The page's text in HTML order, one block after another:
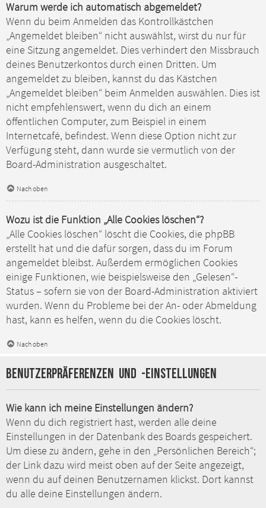
Warum werde ich automatisch abgemeldet?
Wenn du beim Anmelden das Kontrollkästchen
„Angemeldet bleiben“ nicht auswählst, wirst du nur für
eine Sitzung angemeldet. Dies verhindert den Missbrauch
deines Benutzerkontos durch einen Dritten. Um
angemeldet zu bleiben, kannst du das Kästchen
„Angemeldet bleiben“ beim Anmelden auswählen. Dies ist
nicht empfehlenswert, wenn du dich an einem
öffentlichen Computer, zum Beispiel in einem
Internetcafé, befindest. Wenn diese Option nicht zur
Verfügung steht, dann wurde sie vermutlich von der
Board-Administration ausgeschaltet.
Nach oben
Wozu ist die Funktion „Alle Cookies löschen“?
„Alle Cookies löschen“ löscht die Cookies, die phpBB
erstellt hat und die dafür sorgen, dass du im Forum
angemeldet bleibst. Außerdem ermöglichen Cookies
einige Funktionen, wie beispielsweise den „Gelesen“-
Status – sofern sie von der Board-Administration aktiviert
wurden. Wenn du Probleme bei der An- oder Abmeldung
hast, kann es helfen, wenn du die Cookies löscht.
Nach oben
Benutzerpräferenzen und -einstellungen
Wie kann ich meine Einstellungen ändern?
Wenn du dich registriert hast, werden alle deine
Einstellungen in der Datenbank des Boards gespeichert.
Um diese zu ändern, gehe in den „Persönlichen Bereich“;
der Link dazu wird meist oben auf der Seite angezeigt,
wenn du auf deinen Benutzernamen klickst. Dort kannst
du alle deine Einstellungen ändern.